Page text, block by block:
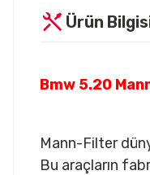
Ürün
Bmw 5.20
Mann-Filter
Bu araçların